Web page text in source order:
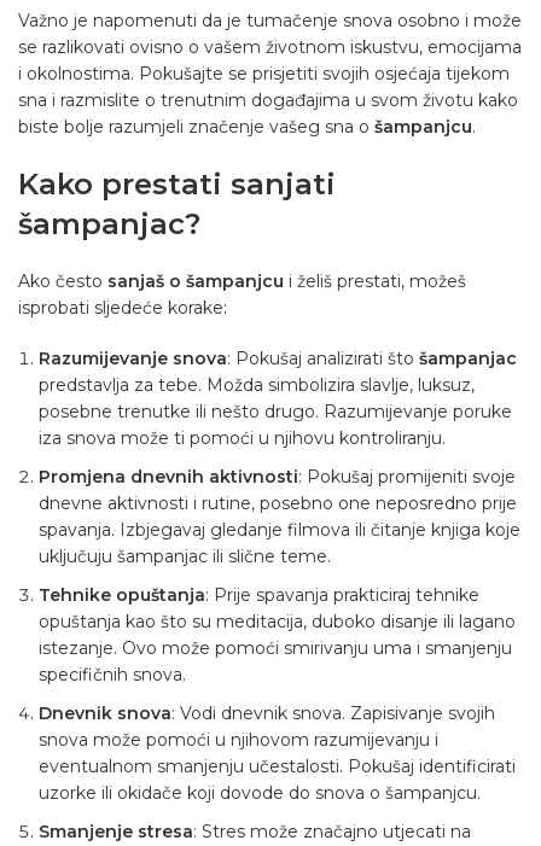
Važno je napomenuti da je tumačenje snova osobno i može
se razlikovati ovisno o vašem životnom iskustvu, emocijama
i okolnostima. Pokušajte se prisjetiti svojih osjećaja tijekom
sna i razmislite o trenutnim događajima u svom životu kako
biste bolje razumjeli značenje vašeg sna o šampanjcu.
Kako prestati sanjati
šampanjac?
Ako često sanjaš o šampanjcu i želiš prestati, možeš
isprobati sljedeće korake:
Razumijevanje snova: Pokušaj analizirati što šampanjac
predstavlja za tebe. Možda simbolizira slavlje, luksuz,
posebne trenutke ili nešto drugo. Razumijevanje poruke
iza snova može ti pomoći u njihovu kontroliranju.
Promjena dnevnih aktivnosti: Pokušaj promijeniti svoje
dnevne aktivnosti i rutine, posebno one neposredno prije
spavanja. Izbjegavaj gledanje filmova ili čitanje knjiga koje
uključuju šampanjac ili slične teme.
Tehnike opuštanja: Prije spavanja prakticiraj tehnike
opuštanja kao što su meditacija, duboko disanje ili lagano
istezanje. Ovo može pomoći smirivanju uma i smanjenju
specifičnih snova.
Dnevnik snova: Vodi dnevnik snova. Zapisivanje svojih
snova može pomoći u njihovom razumijevanju i
eventualnom smanjenju učestalosti. Pokušaj identificirati
uzorke ili okidače koji dovode do snova o šampanjcu.
Smanjenje stresa: Stres može značajno utjecati na